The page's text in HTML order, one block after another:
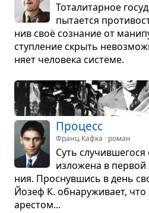
Тота­ли­тар­ное
пыта­ется
нив своё созна­ние от
ступ­ле­ние скрыть
няет чело­века системе.
Про­цесс
Франц Кафка · роман
Суть
изло­жена в
ния. Про­снув­шись в день
Йозеф К. обна­ру­жи­вает, что
аре­стом...